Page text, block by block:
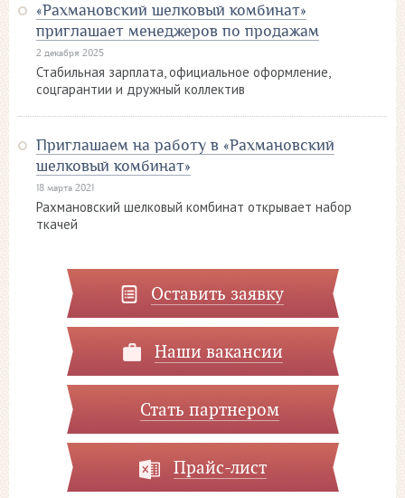
«Рахмановский шелковый комбинат»
приглашает менеджеров по продажам
2 декабря 2025
Стабильная зарплата, официальное оформление,
соцгарантии и дружный коллектив
Приглашаем на работу в «Рахмановский
шелковый комбинат»
18 марта 2021
Рахмановский шелковый комбинат открывает набор
ткачей
Оставить заявку
Наши вакансии
Стать партнером
Прайс-лист